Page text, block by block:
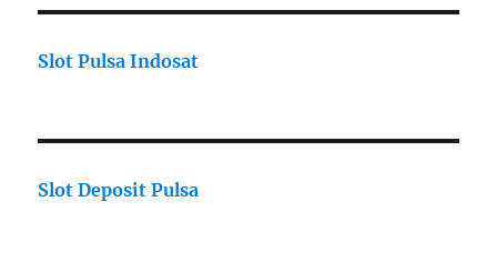
Slot Pulsa Indosat
Slot Deposit Pulsa